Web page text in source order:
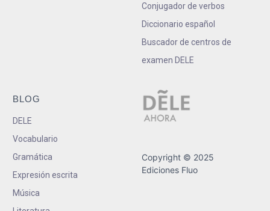
Conjugador de verbos
Diccionario español
Buscador de centros de
examen DELE
BLOG
DELE
Vocabulario
Gramática
Expresión escrita
Música
Copyright © 2025
Ediciones Fluo